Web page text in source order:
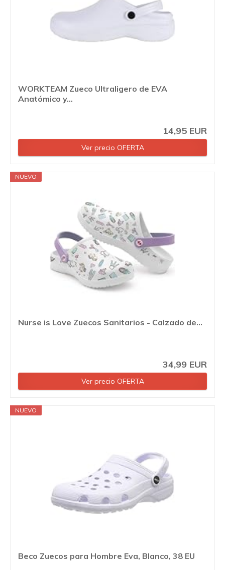
WORKTEAM Zueco Ultraligero de EVA
Anatómico y...
14,95 EUR
Ver precio OFERTA
NUEVO
Nurse is Love Zuecos Sanitarios - Calzado de...
34,99 EUR
Ver precio OFERTA
NUEVO
Beco Zuecos para Hombre Eva, Blanco, 38 EU